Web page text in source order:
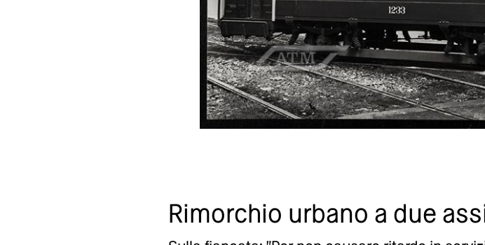
Rimorchio urbano a due